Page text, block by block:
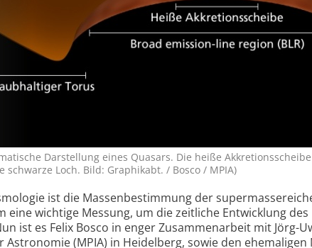
Darstellung eines Quasars. Die heiße
schwarze Loch. Bild: Graphikabt. / Bosco / MPIA)
ist die Massenbestimmung der
eine wichtige Messung, um die zeitliche Entwicklung
ist es Felix Bosco in enger Zusammenarbeit mit Jörg-
(MPIA) in Heidelberg, sowie den ehemaligen